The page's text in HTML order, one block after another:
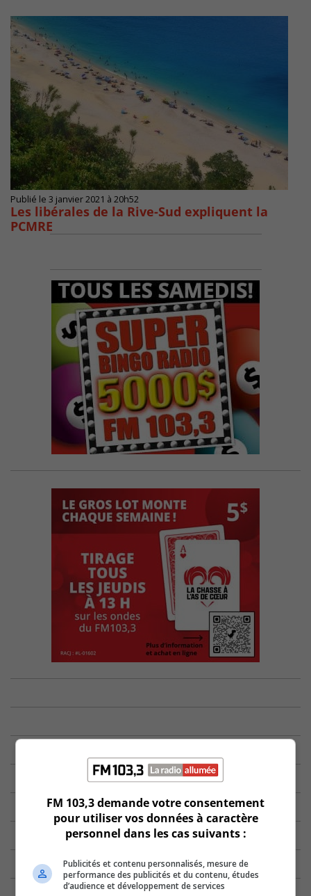
Publié le 3 janvier 2021 à 20h52
Les libérales de la Rive-Sud expliquent la
PCMRE
FM 103,3 demande votre consentement
pour utiliser vos données à caractère
personnel dans les cas suivants :
Publicités et contenu personnalisés, mesure de
performance des publicités et du contenu, études
d’audience et développement de services